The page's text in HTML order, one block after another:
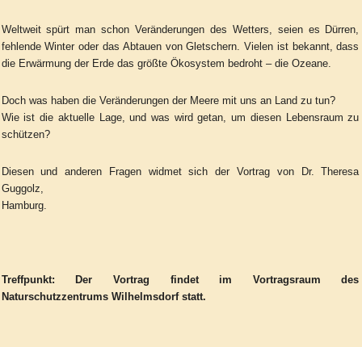
Weltweit spürt man schon Veränderungen des Wetters, seien es Dürren,
fehlende Winter oder das Abtauen von Gletschern.Vielen ist bekannt, dass
die Erwärmung der Erde das größte Ökosystem bedroht – die Ozeane.
Doch was haben die Veränderungen der Meere mit uns an Land zu tun?
Wie ist die aktuelle Lage, und was wird getan, um diesen Lebensraum zu
schützen?
Diesen und anderen Fragen widmet sich der Vortrag von Dr. Theresa
Guggolz,
Hamburg.
Treffpunkt: Der Vortrag findet im Vortragsraum des
Naturschutzzentrums Wilhelmsdorf statt.